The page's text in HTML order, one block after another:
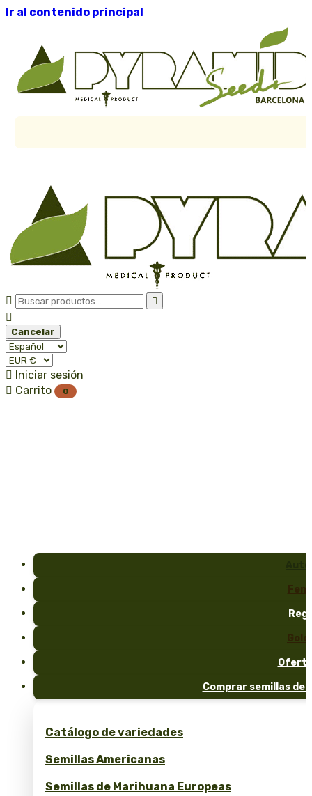
Ir al contenido principal
 

Cancelar
 Iniciar sesión
 Carrito 0
Fem
Reg
Gold
Comprar semillas de
Catálogo de variedades
Semillas Americanas
Semillas de Marihuana Europeas